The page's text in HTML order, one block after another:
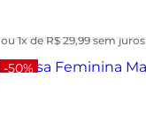
ou 1x de R$ 29,99 sem juros
-50%